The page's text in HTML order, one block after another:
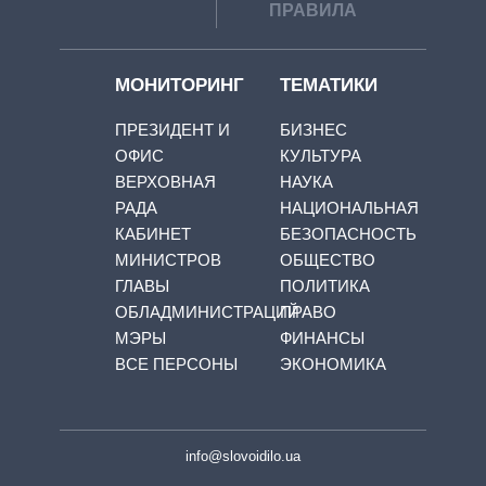
ПРАВИЛА
МОНИТОРИНГ
ПРЕЗИДЕНТ И
ОФИС
ВЕРХОВНАЯ
РАДА
КАБИНЕТ
МИНИСТРОВ
ГЛАВЫ
ОБЛАДМИНИСТРАЦИЙ
МЭРЫ
ВСЕ ПЕРСОНЫ
ТЕМАТИКИ
БИЗНЕС
КУЛЬТУРА
НАУКА
НАЦИОНАЛЬНАЯ
БЕЗОПАСНОСТЬ
ОБЩЕСТВО
ПОЛИТИКА
ПРАВО
ФИНАНСЫ
ЭКОНОМИКА
info@slovoidilo.ua